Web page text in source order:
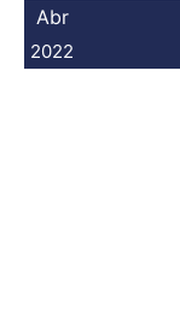
Abr
2022